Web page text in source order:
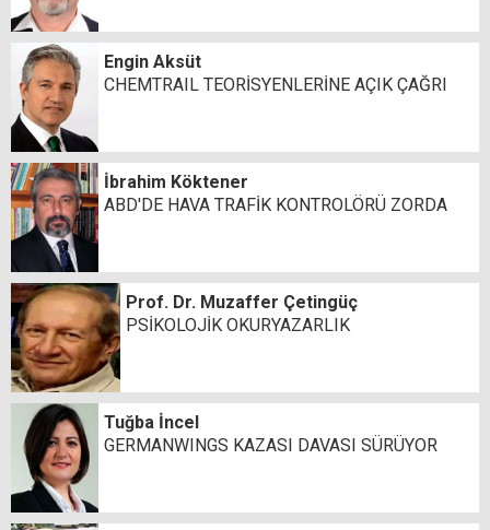
Engin Aksüt
CHEMTRAIL TEORİSYENLERİNE AÇIK ÇAĞRI
İbrahim Köktener
ABD'DE HAVA TRAFİK KONTROLÖRÜ ZORDA
Prof. Dr. Muzaffer Çetingüç
PSİKOLOJİK OKURYAZARLIK
Tuğba İncel
GERMANWINGS KAZASI DAVASI SÜRÜYOR